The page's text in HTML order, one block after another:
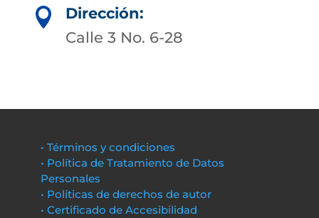

Dirección:
Calle 3 No. 6-28
• Términos y condiciones
• Política de Tratamiento de Datos
Personales
• Políticas de derechos de autor
• Certificado de Accesibilidad